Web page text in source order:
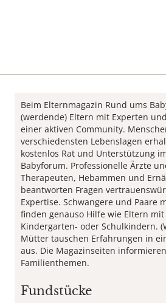
Beim Elternmagazin Rund ums
(werdende) Eltern mit Experten
einer aktiven Community.
verschiedensten Lebenslagen
kostenlos Rat und Unterstützung
Babyforum. Professionelle Ärzte
Therapeuten, Hebammen und
beantworten Fragen
Expertise. Schwangere und Paare
finden genauso Hilfe wie Eltern
Kindergarten- oder Schulkindern.
Mütter tauschen Erfahrungen in
aus. Die Magazinseiten
Familienthemen.
Fundstücke